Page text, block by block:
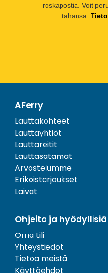
roskapostia. Voit
tahansa.
AFerry
Lauttakohteet
Lauttayhtiöt
Lauttareitit
Lauttasatamat
Arvostelumme
Erikoistarjoukset
Laivat
Ohjeita ja
Oma tili
Yhteystiedot
Tietoa meistä
Käyttöehdot